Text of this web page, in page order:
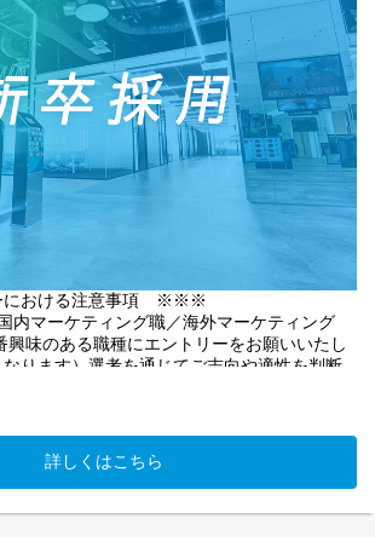
関するリリースはこちら
news/143006
として、クリエイターへ価値を届けるプロ
イターの価値を広告主へ届けるプロダク
ダクト開発をリードしていただきます。
トの領域は多岐に渡りますが、技術に基づ
から、その「検証（プロダクトをリリース
もらうサイクル）」を中心に、そのプロダ
って最も必要な業務を見つけ、関係者を巻き
ズオンで実務を回していただきます。
同士で協業しご自身の経験値を高めなが
に貢献していただきます。
】
ップ策定
要件定義、課題設定
と実行
ィング
方におかれましては、ご案内しない場合が
ムで活躍するクリエイターやインフルエン
アセットとノウハウ。これらを掛け合わせる
創事業を次々と生み出していきます。
供し、未来のエンターテインメントを切り
にできる仲間を求めています。
、以下の職種に加えたその他職種への配属
メント（バディ）
ュースから新たなビジネスの創出、そして
して、その才能を最大化させる。バディ
つ無限の可能性を、共に拓いていきます。
blog/119504
おける注意事項 ※※※
内マーケティング職／海外マーケティング
興味のある職種にエントリーをお願いいたし
ります）選考を通じてご志向や適性を判断
ング株式会社 執行役員登壇！27卒対象企
受付中！ ◆◆
会へのご参加を受け付けております。（参
会では、UUUM株式会社に加え、2025年10
詳しくはこちら